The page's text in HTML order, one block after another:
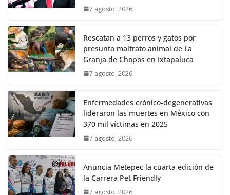
7 agosto, 2026
Rescatan a 13 perros y gatos por
presunto maltrato animal de La
Granja de Chopos en Ixtapaluca
7 agosto, 2026
Enfermedades crónico-degenerativas
lideraron las muertes en México con
370 mil víctimas en 2025
7 agosto, 2026
Anuncia Metepec la cuarta edición de
la Carrera Pet Friendly
7 agosto, 2026